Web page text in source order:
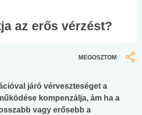
az erős vérzést?
MEGOSZTOM
járó vérveszteséget a
kompenzálja, ám ha a
vagy erősebb a